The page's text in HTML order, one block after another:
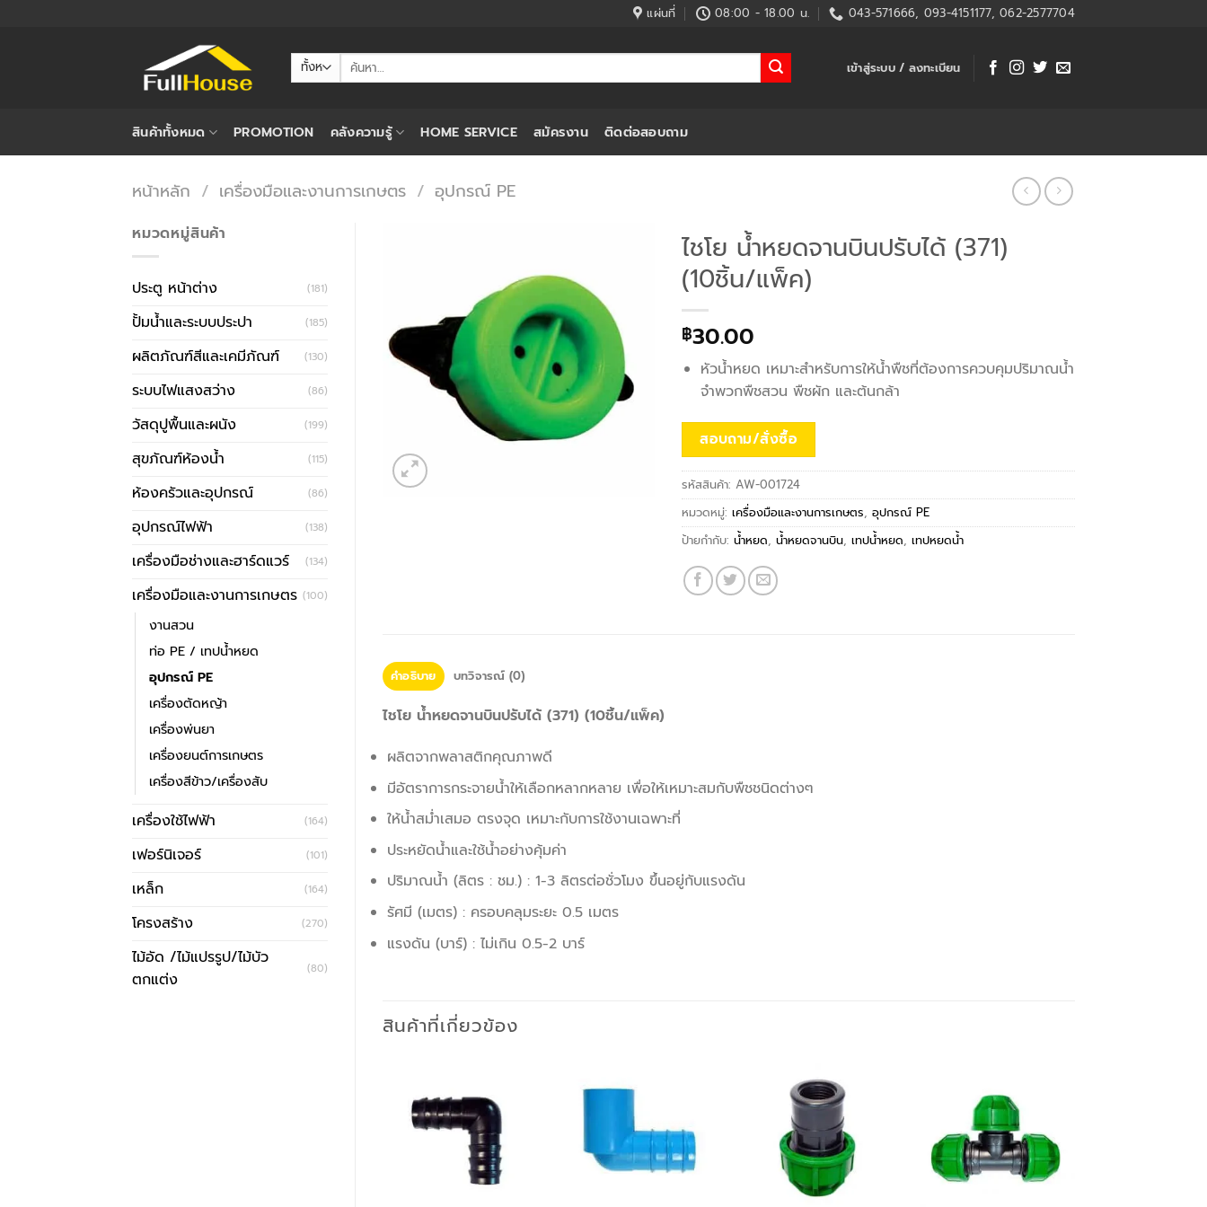
แผ่นที่ 08:00 - 18.00 น. 043-571666, 093-4151177, 062-2577704
ค้นหา: เข้าสู่ระบบ / ลงทะเบียน
สินค้าทั้งหมด PROMOTION คลังความรู้ HOME SERVICE สมัครงาน ติดต่อสอบถาม
หน้าหลัก / เครื่องมือและงานการเกษตร / อุปกรณ์ PE
หมวดหมู่สินค้า
ประตู หน้าต่าง (181)
ปั้มน้ำและระบบประปา (185)
ผลิตภัณฑ์สีและเคมีภัณฑ์ (130)
ระบบไฟแสงสว่าง (86)
วัสดุปูพื้นและผนัง (199)
สุขภัณฑ์ห้องน้ำ (115)
ห้องครัวและอุปกรณ์ (86)
อุปกรณ์ไฟฟ้า (138)
เครื่องมือช่างและฮาร์ดแวร์ (134)
เครื่องมือและงานการเกษตร (100)
งานสวน
ท่อ PE / เทปน้ำหยด
อุปกรณ์ PE
เครื่องตัดหญ้า
เครื่องพ่นยา
เครื่องยนต์การเกษตร
เครื่องสีข้าว/เครื่องสับ
เครื่องใช้ไฟฟ้า (164)
เฟอร์นิเจอร์ (101)
เหล็ก (164)
โครงสร้าง (270)
ไม้อัด /ไม้แปรรูป/ไม้บัว
ตกแต่ง
(80)
ไชโย น้ำหยดจานบินปรับได้ (371)
(10ชิ้น/แพ็ค)
฿30.00
หัวน้ำหยด เหมาะสำหรับการให้น้ำพืชที่ต้องการควบคุมปริมาณน้ำ
จำพวกพืชสวน พืชผัก และต้นกล้า
สอบถาม/สั่งซื้อ
รหัสสินค้า:AW-001724
หมวดหมู่:เครื่องมือและงานการเกษตร,อุปกรณ์ PE
ป้ายกำกับ:น้ำหยด,น้ำหยดจานบิน,เทปน้ำหยด,เทปหยดน้ำ
คำอธิบาย บทวิจารณ์ (0)
ไชโย น้ำหยดจานบินปรับได้ (371) (10ชิ้น/แพ็ค)
ผลิตจากพลาสติกคุณภาพดี
มีอัตราการกระจายน้ำให้เลือกหลากหลาย เพื่อให้เหมาะสมกับพืชชนิดต่างๆ
ให้น้ำสม่ำเสมอ ตรงจุด เหมาะกับการใช้งานเฉพาะที่
ประหยัดน้ำและใช้น้ำอย่างคุ้มค่า
ปริมาณน้ำ (ลิตร : ชม.) : 1-3 ลิตรต่อชั่วโมง ขึ้นอยู่กับแรงดัน
รัศมี (เมตร) : ครอบคลุมระยะ 0.5 เมตร
แรงดัน (บาร์) : ไม่เกิน 0.5-2 บาร์
สินค้าที่เกี่ยวข้อง